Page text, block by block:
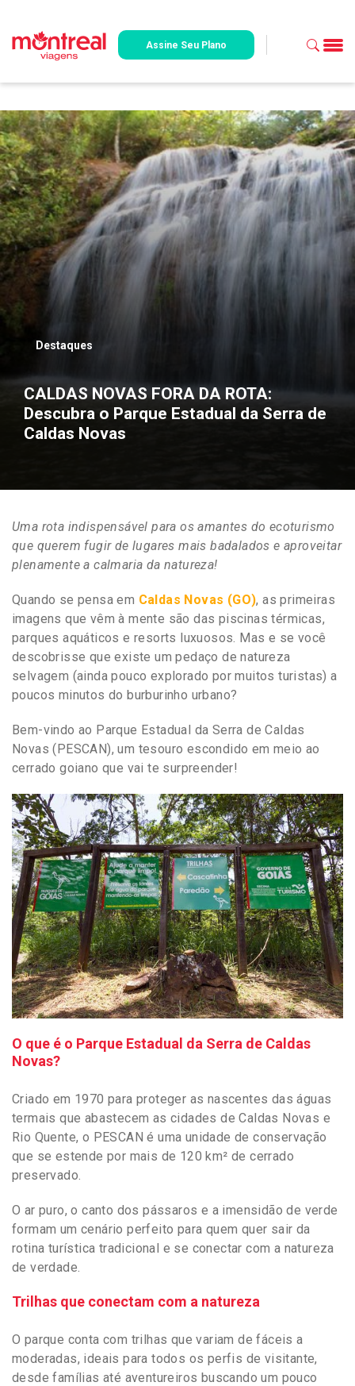
Assine Seu Plano
Destaques
CALDAS NOVAS FORA DA ROTA:
Descubra o Parque Estadual da Serra de
Caldas Novas
Uma rota indispensável para os amantes do ecoturismo
que querem fugir de lugares mais badalados e aproveitar
plenamente a calmaria da natureza!
Quando se pensa em Caldas Novas (GO), as primeiras
imagens que vêm à mente são das piscinas térmicas,
parques aquáticos e resorts luxuosos. Mas e se você
descobrisse que existe um pedaço de natureza
selvagem (ainda pouco explorado por muitos turistas) a
poucos minutos do burburinho urbano?
Bem-vindo ao Parque Estadual da Serra de Caldas
Novas (PESCAN), um tesouro escondido em meio ao
cerrado goiano que vai te surpreender!
O que é o Parque Estadual da Serra de Caldas
Novas?
Criado em 1970 para proteger as nascentes das águas
termais que abastecem as cidades de Caldas Novas e
Rio Quente, o PESCAN é uma unidade de conservação
que se estende por mais de 120 km² de cerrado
preservado.
O ar puro, o canto dos pássaros e a imensidão de verde
formam um cenário perfeito para quem quer sair da
rotina turística tradicional e se conectar com a natureza
de verdade.
Trilhas que conectam com a natureza
O parque conta com trilhas que variam de fáceis a
moderadas, ideais para todos os perfis de visitante,
desde famílias até aventureiros buscando um pouco